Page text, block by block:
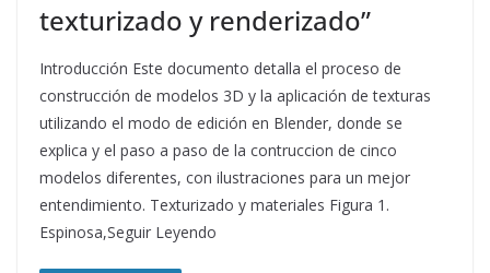
texturizado y renderizado”
Introducción Este documento detalla el proceso de
construcción de modelos 3D y la aplicación de texturas
utilizando el modo de edición en Blender, donde se
explica y el paso a paso de la contruccion de cinco
modelos diferentes, con ilustraciones para un mejor
entendimiento. Texturizado y materiales Figura 1.
Espinosa,Seguir Leyendo